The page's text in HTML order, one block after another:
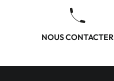
NOUS CONTACTER